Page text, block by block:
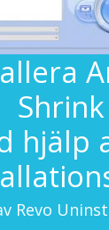
Shrink
hjälp
Revo